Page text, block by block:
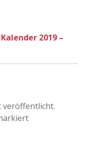
2019 –
veröffentlicht.